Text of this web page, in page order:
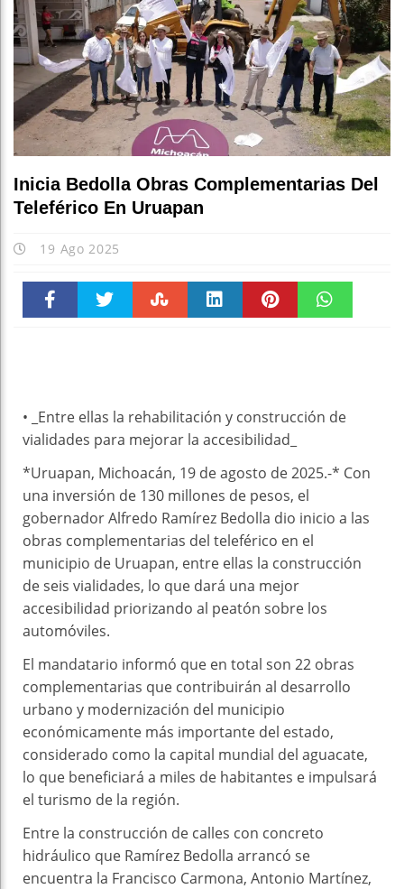
Inicia Bedolla Obras Complementarias Del
Teleférico En Uruapan
19 Ago 2025
• _Entre ellas la rehabilitación y construcción de
vialidades para mejorar la accesibilidad_
*Uruapan, Michoacán, 19 de agosto de 2025.-* Con
una inversión de 130 millones de pesos, el
gobernador Alfredo Ramírez Bedolla dio inicio a las
obras complementarias del teleférico en el
municipio de Uruapan, entre ellas la construcción
de seis vialidades, lo que dará una mejor
accesibilidad priorizando al peatón sobre los
automóviles.
El mandatario informó que en total son 22 obras
complementarias que contribuirán al desarrollo
urbano y modernización del municipio
económicamente más importante del estado,
considerado como la capital mundial del aguacate,
lo que beneficiará a miles de habitantes e impulsará
el turismo de la región.
Entre la construcción de calles con concreto
hidráulico que Ramírez Bedolla arrancó se
encuentra la Francisco Carmona, Antonio Martínez,